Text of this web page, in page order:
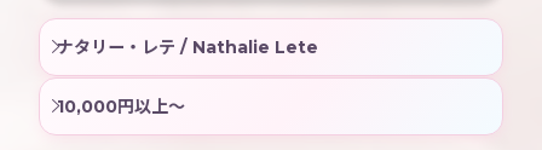
ナタリー・レテ / Nathalie Lete
10,000円以上〜